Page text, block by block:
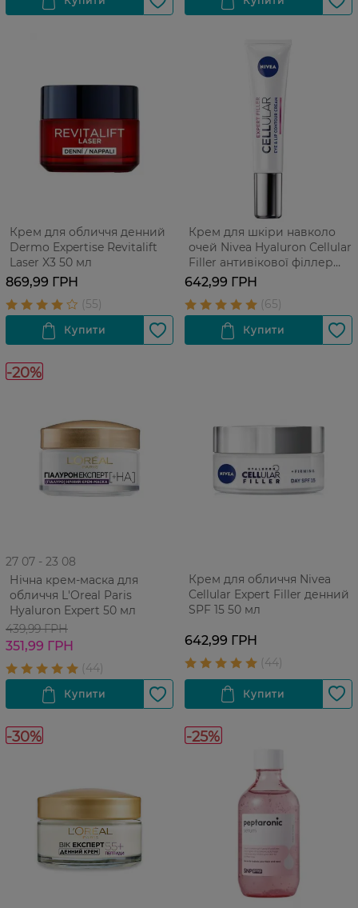
Крем для обличчя денний
Dermo Expertise Revitalift
Laser X3 50 мл
869,99 ГРН
Крем для шкіри навколо
очей Nivea Hyaluron Cellular
Filler антивікової філлер
проти зморшок 15 мл
642,99 ГРН
-20%
27 07 - 23 08
Нічна крем-маска для
обличчя L'Oreal Paris
Hyaluron Expert 50 мл
439,99 ГРН
351,99 ГРН
Крем для обличчя Nivea
Cellular Expert Filler денний
SPF 15 50 мл
642,99 ГРН
-30% -25%